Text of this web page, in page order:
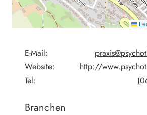
E-Mail:
Website:
http://
Tel:
Branchen